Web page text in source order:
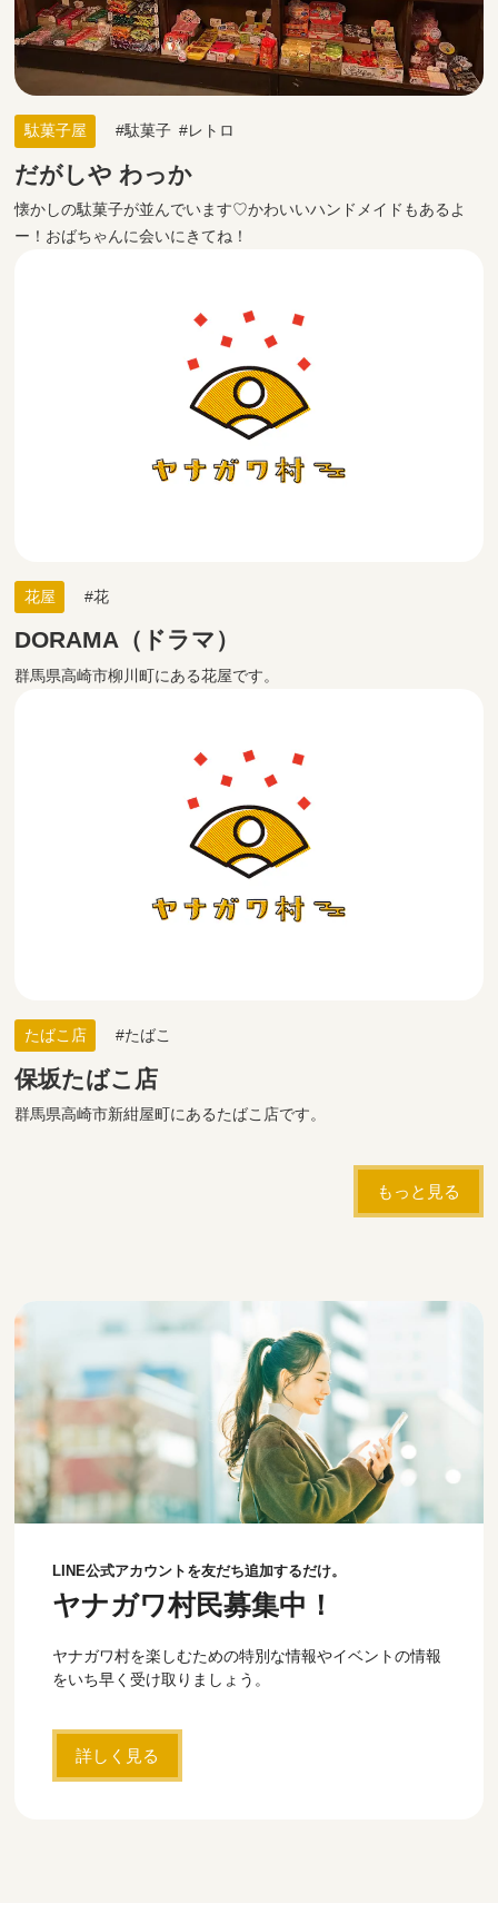
駄菓子屋 駄菓子 レトロ
だがしや わっか
懐かしの駄菓子が並んでいます♡かわいいハンドメイドもあるよ
ー！おばちゃんに会いにきてね！
花屋 花
DORAMA（ドラマ）
群馬県高崎市柳川町にある花屋です。
たばこ店 たばこ
保坂たばこ店
群馬県高崎市新紺屋町にあるたばこ店です。
もっと見る
LINE公式アカウントを友だち追加するだけ。
ヤナガワ村民募集中！
ヤナガワ村を楽しむための特別な情報やイベントの情報
をいち早く受け取りましょう。
詳しく見る